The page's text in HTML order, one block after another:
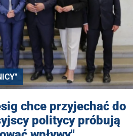
chce przyjechać do
politycy próbują